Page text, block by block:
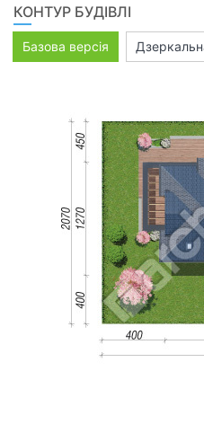
КОНТУР БУДІВЛІ
Базова версія